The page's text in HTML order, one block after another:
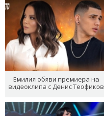
Емилия обяви премиера на
видеоклипа с Денис Теофиков